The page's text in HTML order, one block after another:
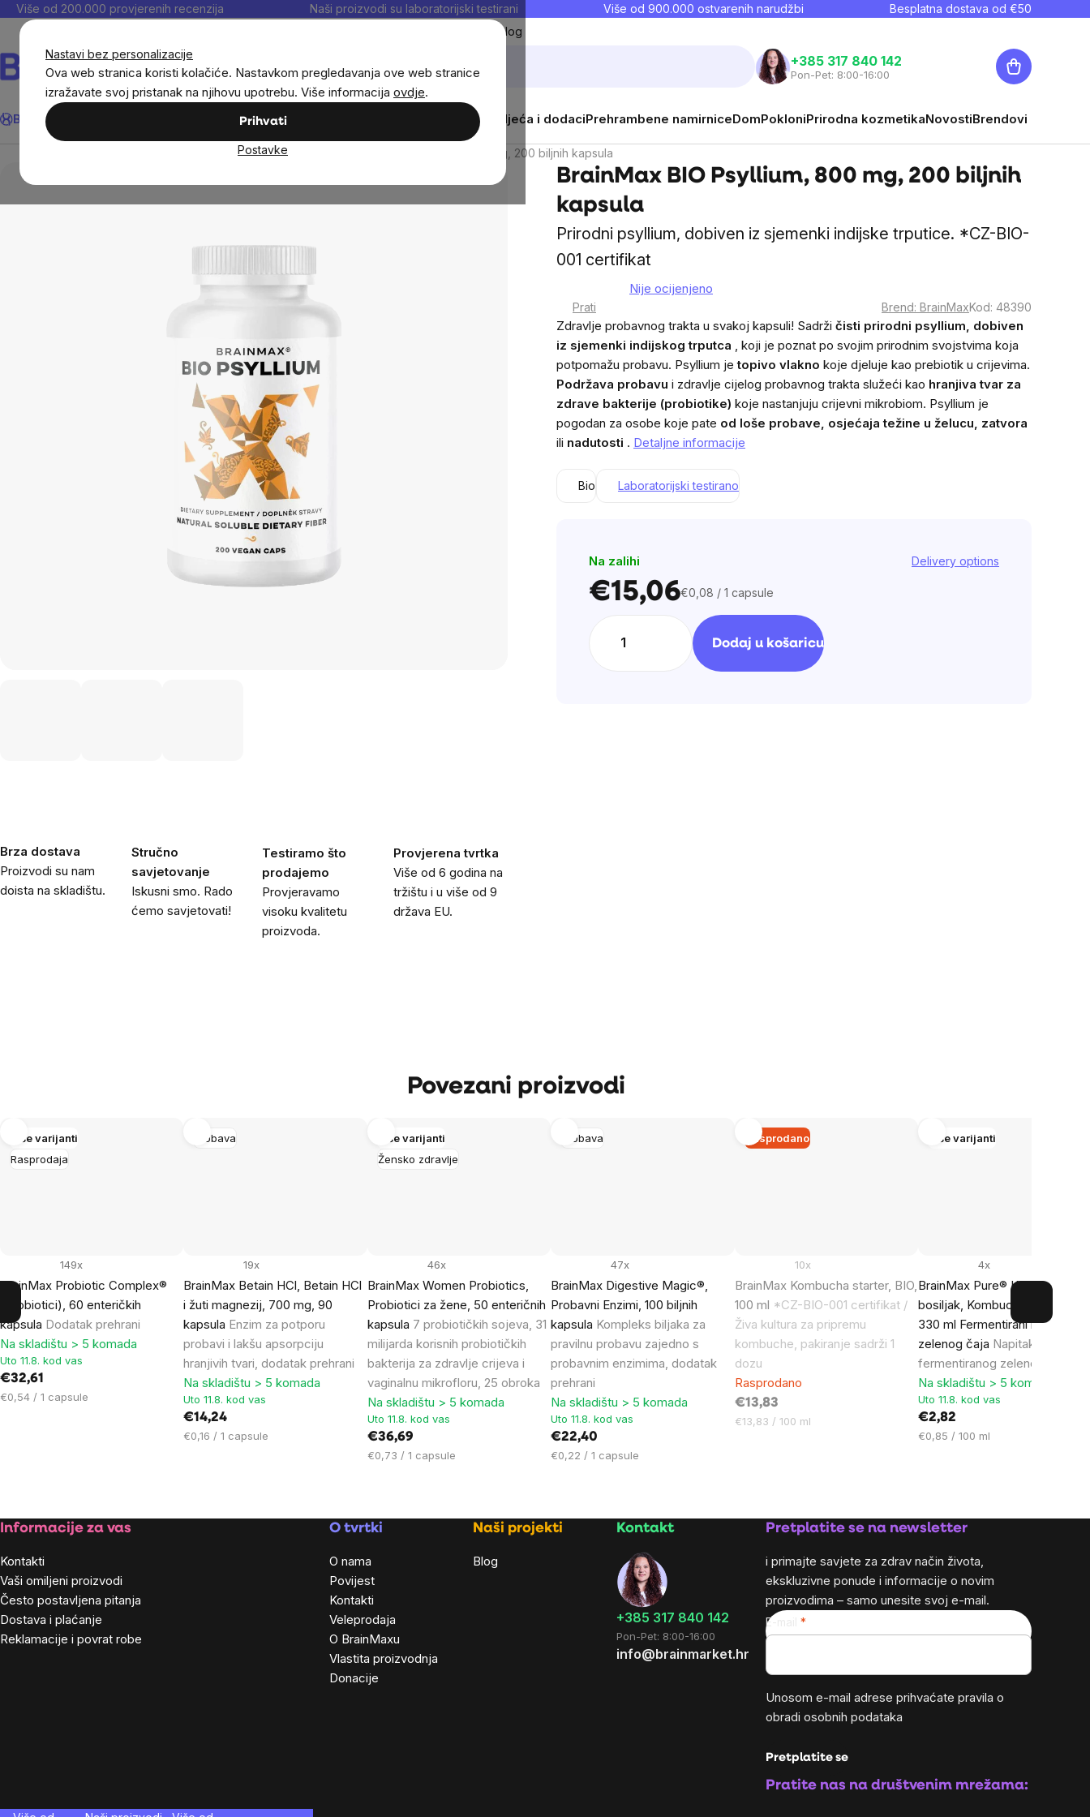
Nastavi bez personalizacije
Ova web stranica koristi kolačiće. Nastavkom pregledavanja ove web stranice
izražavate svoj pristanak na njihovu upotrebu. Više informacija ovdje.
Prihvati
Postavke
Preskoči
Više od 200.000 provjerenih recenzija Naši proizvodi su laboratorijski testirani Više od 900.000 ostvarenih narudžbi Besplatna dostava od €50
Blog
Traži
+385 317 840 142
Pon-Pet: 8:00-16:00
Košarica
BrainMax® Dodaci prehraniNoviteti Sportska odjeća i dodaciPrehrambene namirniceDomPokloniPrirodna kozmetikaNovostiBrendovi
BrainMax® dodaci prehrani BrainMax BIO Psyllium, 800 mg, 200 biljnih kapsula
BrainMax BIO Psyllium, 800 mg, 200 biljnih
kapsula
Prirodni psyllium, dobiven iz sjemenki indijske trputice. *CZ-BIO-
001 certifikat
average
product
rating
is
of
Nije ocijenjeno
Brza dostava
Proizvodi su nam
doista na skladištu.
Stručno
savjetovanje
Iskusni smo. Rado
ćemo savjetovati!
Testiramo što
prodajemo
Provjeravamo
visoku kvalitetu
proizvoda.
Provjerena tvrtka
Više od 6 godina na
tržištu i u više od 9
država EU.
Prati Brend: BrainMaxKod: 48390
Zdravlje probavnog trakta u svakoj kapsuli! Sadrži čisti prirodni psyllium, dobiven
iz sjemenki indijskog trputca , koji je poznat po svojim prirodnim svojstvima koja
potpomažu probavu. Psyllium je topivo vlakno koje djeluje kao prebiotik u crijevima.
Podržava probavu i zdravlje cijelog probavnog trakta služeći kao hranjiva tvar za
zdrave bakterije (probiotike) koje nastanjuju crijevni mikrobiom. Psyllium je
pogodan za osobe koje pate od loše probave, osjećaja težine u želucu, zatvora
ili nadutosti . Detaljne informacije
Bio Laboratorijski testirano
Na zalihi Delivery options
€15,06Cijena
mjere:
€0,08 / 1 capsule
Dodaj u košaricu
Povezani proizvodi
Rasprodaja
Više varijanti
BrainMax Probiotic Complex®
(Probiotici), 60 enteričkih
kapsula Dodatak prehrani
149x
Na skladištu > 5 komada
Uto 11.8. kod vas
€32,61
Cijena
€0,54 / 1 capsule
Probava
BrainMax Betain HCl, Betain HCl
i žuti magnezij, 700 mg, 90
kapsula Enzim za potporu
probavi i lakšu apsorpciju
hranjivih tvari, dodatak prehrani
19x
Na skladištu > 5 komada
Uto 11.8. kod vas
€14,24
Cijena
€0,16 / 1 capsule
Žensko zdravlje
Više varijanti
BrainMax Women Probiotics,
Probiotici za žene, 50 enteričnih
kapsula 7 probiotičkih sojeva, 31
milijarda korisnih probiotičkih
bakterija za zdravlje crijeva i
vaginalnu mikrofloru, 25 obroka
46x
Na skladištu > 5 komada
Uto 11.8. kod vas
€36,69
Cijena
€0,73 / 1 capsule
Probava
BrainMax Digestive Magic®,
Probavni Enzimi, 100 biljnih
kapsula Kompleks biljaka za
pravilnu probavu zajedno s
probavnim enzimima, dodatak
prehrani
47x
Na skladištu > 5 komada
Uto 11.8. kod vas
€22,40
Cijena
€0,22 / 1 capsule
Rasprodano
BrainMax Kombucha starter, BIO,
100 ml *CZ-BIO-001 certifikat /
Živa kultura za pripremu
kombuche, pakiranje sadrži 1
dozu
10x
Rasprodano
€13,83
Cijena
€13,83 / 100 ml
Više varijanti
BrainMax Pure® Kombucha
bosiljak, Kombucha, bosiljak,
330 ml Fermentirani napitak od
zelenog čaja Napitak od
fermentiranog zelenog čaja
4x
Na skladištu > 5 komada
Uto 11.8. kod vas
€2,82
Cijena
€0,85 / 100 ml
Footer
Informacije za vas
Kontakti
Vaši omiljeni proizvodi
Često postavljena pitanja
Dostava i plaćanje
Reklamacije i povrat robe
O tvrtki
O nama
Povijest
Kontakti
Veleprodaja
O BrainMaxu
Vlastita proizvodnja
Donacije
Naši projekti
Blog
Kontakt
+385 317 840 142
Pon-Pet: 8:00-16:00
info@brainmarket.hr
Pretplatite se na newsletter
i primajte savjete za zdrav način života,
ekskluzivne ponude i informacije o novim
proizvodima – samo unesite svoj e-mail.
E-mail
Unosom e-mail adrese prihvaćate pravila o
obradi osobnih podataka
Pretplatite se
Pratite nas na društvenim mrežama: